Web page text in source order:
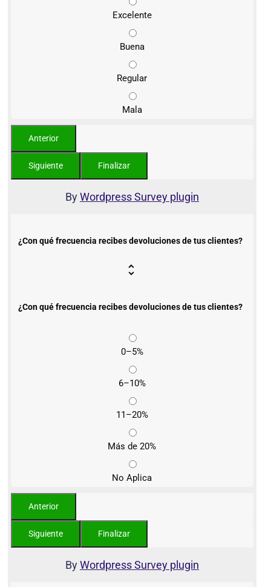
Excelente
Buena
Regular
Mala
ByWordpress Survey plugin
¿Con qué frecuencia recibes devoluciones de tus clientes?
¿Con qué frecuencia recibes devoluciones de tus clientes?
0–5%
6–10%
11–20%
Más de 20%
No Aplica
ByWordpress Survey plugin